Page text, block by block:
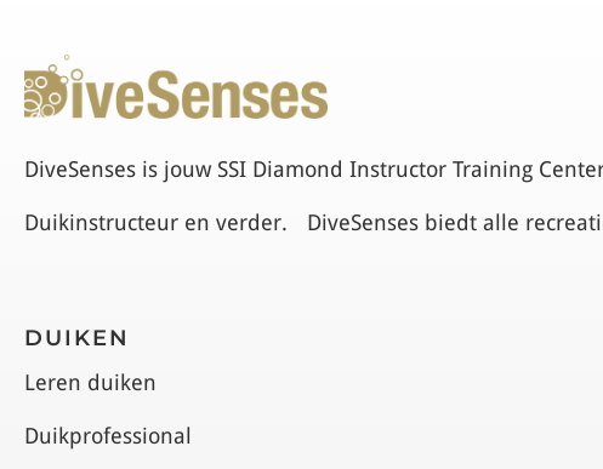
DiveSenses is jouw SSI Diamond Instructor Training
Duikinstructeur en verder. DiveSenses biedt alle
DUIKEN
Leren duiken
Duikprofessional